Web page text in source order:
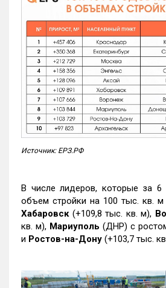
Источник: ЕРЗ.РФ
В числе лидеров, которые за 6
объем стройки на 100 тыс. кв. м
Хабаровск (+109,8 тыс. кв. м),
кв. м), Мариуполь (ДНР) с
и Ростов-на-Дону (+103,7 тыс.